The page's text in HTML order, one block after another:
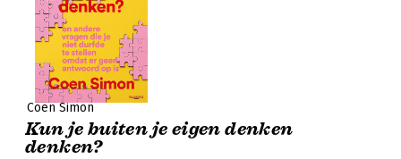
Coen Simon
Kun je buiten je eigen denken
denken?